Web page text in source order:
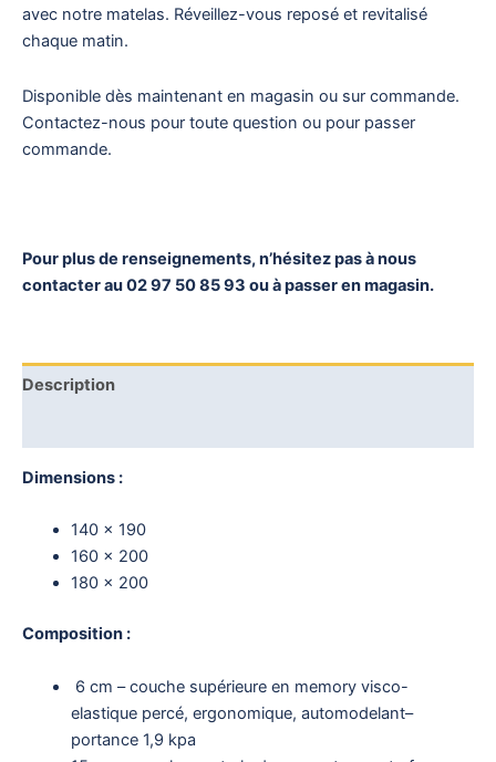
avec notre matelas. Réveillez-vous reposé et revitalisé
chaque matin.
Disponible dès maintenant en magasin ou sur commande.
Contactez-nous pour toute question ou pour passer
commande.
Pour plus de renseignements, n’hésitez pas à nous
contacter au 02 97 50 85 93 ou à passer en magasin.
Description
Dimensions :
140 x 190
160 x 200
180 x 200
Composition :
6 cm – couche supérieure en memory visco-
elastique percé, ergonomique, automodelant–
portance 1,9 kpa